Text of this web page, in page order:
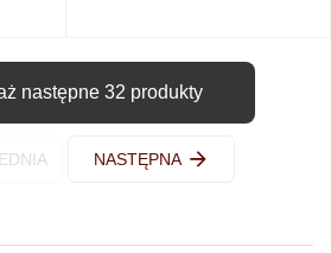
następne 32 produkty
NASTĘPNA